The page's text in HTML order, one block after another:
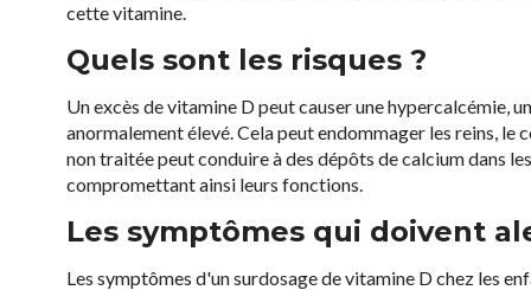
cette vitamine.
Quels sont les risques ?
Un excès de vitamine D peut causer une hypercalcémie,
anormalement élevé. Cela peut endommager les reins,
non traitée peut conduire à des dépôts de calcium dans
compromettant ainsi leurs fonctions.
Les symptômes qui doivent
Les symptômes d'un surdosage de vitamine D chez les